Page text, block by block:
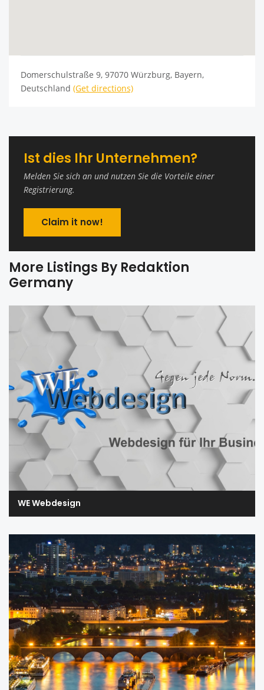
Domerschulstraße 9, 97070 Würzburg, Bayern,
Deutschland (Get directions)
Ist dies Ihr Unternehmen?
Melden Sie sich an und nutzen Sie die Vorteile einer
Registrierung.
Claim it now!
More Listings By Redaktion
Germany
WE Webdesign